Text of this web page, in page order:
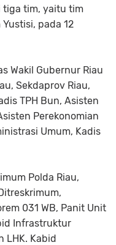
tiga tim, yaitu tim
pada 12
Wakil Gubernur Riau
Sekdaprov Riau,
TPH Bun, Asisten
Perekonomian
Umum, Kadis
Polda Riau,
031 WB, Panit Unit
Infrastruktur
LHK. Kabid